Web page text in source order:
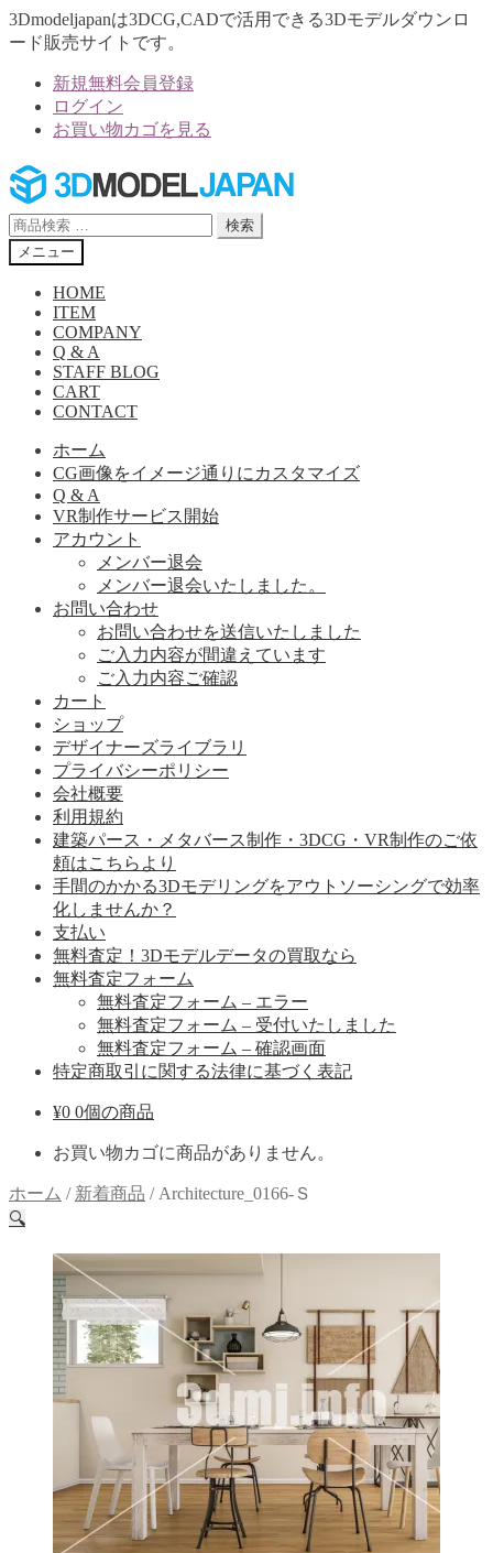
3Dmodeljapanは3DCG,CADで活用できる3Dモデルダウンロ
ード販売サイトです。
新規無料会員登録
ログイン
お買い物カゴを見る
ナ
ビ
ゲ
ー
シ
コ
ン
テ
ン
ツ
検
索
対
検索
メニュー
HOME
ITEM
COMPANY
Q & A
STAFF BLOG
CART
CONTACT
ホーム
CG画像をイメージ通りにカスタマイズ
Q & A
VR制作サービス開始
アカウント
メンバー退会
メンバー退会いたしました。
お問い合わせ
お問い合わせを送信いたしました
ご入力内容が間違えています
ご入力内容ご確認
カート
ショップ
デザイナーズライブラリ
プライバシーポリシー
会社概要
利用規約
建築パース・メタバース制作・3DCG・VR制作のご依
頼はこちらより
手間のかかる3Dモデリングをアウトソーシングで効率
化しませんか？
支払い
無料査定！3Dモデルデータの買取なら
無料査定フォーム
無料査定フォーム – エラー
無料査定フォーム – 受付いたしました
無料査定フォーム – 確認画面
特定商取引に関する法律に基づく表記
¥0 0個の商品
お買い物カゴに商品がありません。
ホーム / 新着商品 / Architecture_0166-Ｓ
🔍